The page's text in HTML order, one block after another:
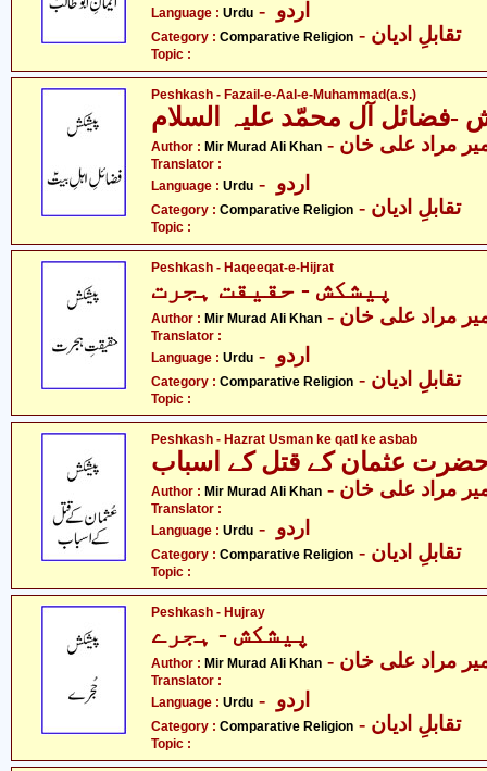
Language : Urdu
Category : Comparative Religion - تقابلِ ادیان
Topic :
Peshkash - Fazail-e-Aal-e-Muhammad(a.s.)
-فضائل آل محمّد علیہ السلام
Author : Mir Murad Ali Khan میر مراد علی خان
Translator :
Language : Urdu
Category : Comparative Religion - تقابلِ ادیان
Topic :
Peshkash - Haqeeqat-e-Hijrat
پیشکش - حقیقت ہجرت
Author : Mir Murad Ali Khan میر مراد علی خان
Translator :
Language : Urdu
Category : Comparative Religion - تقابلِ ادیان
Topic :
Peshkash - Hazrat Usman ke qatl ke asbab
عثمان کے قتل کے اسباب
Author : Mir Murad Ali Khan میر مراد علی خان
Translator :
Language : Urdu
Category : Comparative Religion - تقابلِ ادیان
Topic :
Peshkash - Hujray
پیشکش - ہجرے
Author : Mir Murad Ali Khan میر مراد علی خان
Translator :
Language : Urdu
Category : Comparative Religion - تقابلِ ادیان
Topic :